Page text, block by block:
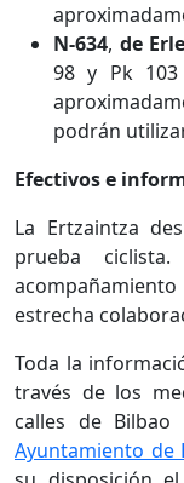
N-634, de
98 y Pk
podrán
Efectivos e
La Ertzaintza
prueba
estrecha
Toda la
través de los
calles de
Ayuntamiento de